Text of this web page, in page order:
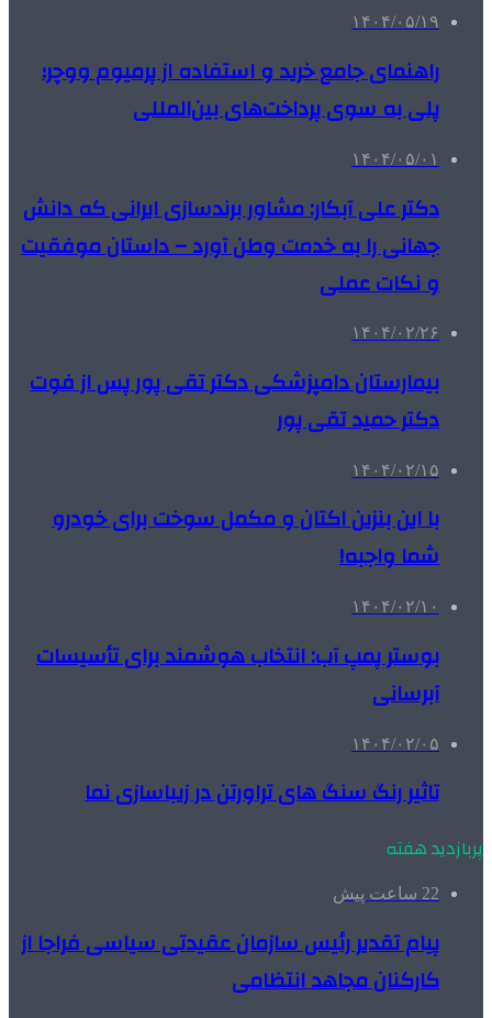
۱۴۰۴/۰۵/۱۹
راهنمای جامع خرید و استفاده از پرمیوم ووچر؛
پلی به سوی پرداخت‌های بین‌المللی
۱۴۰۴/۰۵/۰۱
دکتر علی آبکار: مشاور برندسازی ایرانی که دانش
جهانی را به خدمت وطن آورد – داستان موفقیت
و نکات عملی
۱۴۰۴/۰۲/۲۶
بیمارستان دامپزشکی دکتر تقی پور پس از فوت
دکتر حمید تقی پور
۱۴۰۴/۰۲/۱۵
با این بنزین اکتان و مکمل سوخت برای خودرو
شما واجبه!
۱۴۰۴/۰۲/۱۰
بوستر پمپ آب: انتخاب هوشمند برای تأسیسات
آبرسانی
۱۴۰۴/۰۲/۰۵
تاثیر رنگ سنگ های تراورتن در زیباسازی نما
پربازدید هفته
22 ساعت پیش
پیام تقدیر رئیس سازمان عقیدتی سیاسی فراجا از
کارکنان مجاهد انتظامی